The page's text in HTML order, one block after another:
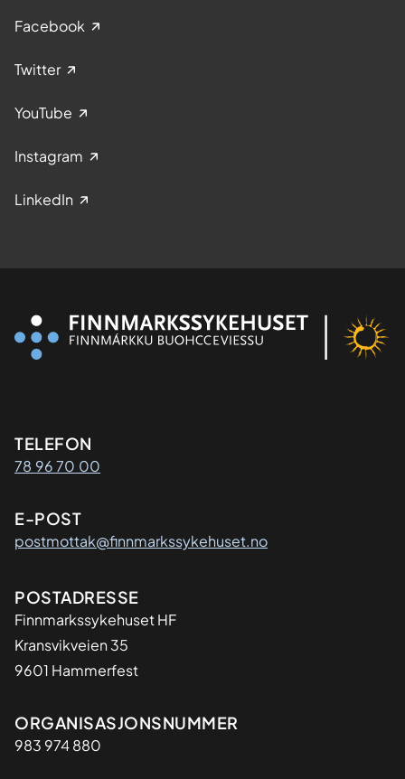
Facebook
Twitter
YouTube
Instagram
LinkedIn
Kontaktinformasjon
TELEFON
78 96 70 00
E-POST
postmottak@finnmarkssykehuset.no
Adresse
POSTADRESSE
Finnmarkssykehuset HF
Kransvikveien 35
9601 Hammerfest
Organisasjon
ORGANISASJONSNUMMER
983 974 880